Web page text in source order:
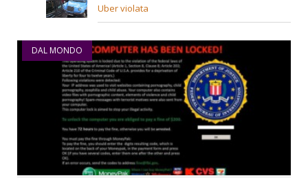
Uber violata
DAL MONDO